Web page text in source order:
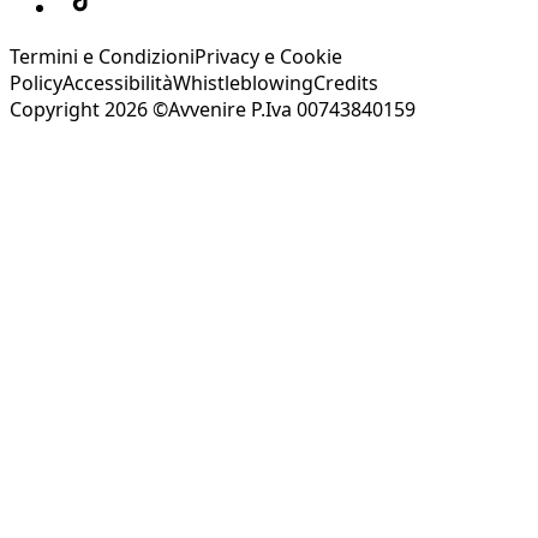
Termini e CondizioniPrivacy e Cookie
PolicyAccessibilitàWhistleblowingCredits
Copyright 2026 ©Avvenire P.Iva 00743840159